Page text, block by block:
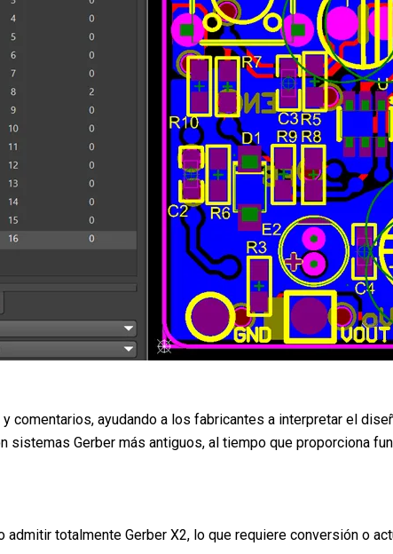
comentarios, ayudando a los fabricantes a interpretar el
Gerber más antiguos, al tiempo que proporciona
totalmente Gerber X2, lo que requiere conversión o